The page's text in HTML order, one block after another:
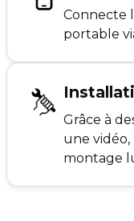
Connecte
portable
Grâce à
une
montage